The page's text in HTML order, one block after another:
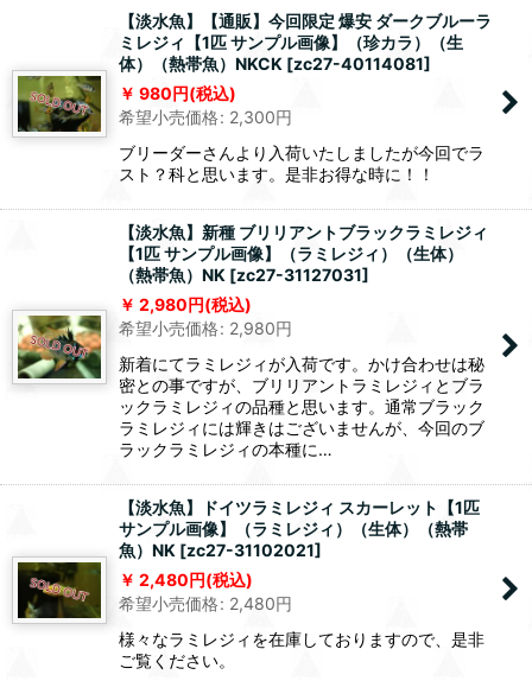
【淡水魚】【通販】今回限定 爆安 ダークブルーラ
ミレジィ【1匹 サンプル画像】（珍カラ）（生
体）（熱帯魚）NKCK [zc27-40114081]
980円(税込)
希望小売価格: 2,300円
ブリーダーさんより入荷いたしましたが今回でラ
スト？科と思います。是非お得な時に！！
【淡水魚】新種 ブリリアントブラックラミレジィ
【1匹 サンプル画像】（ラミレジィ）（生体）
（熱帯魚）NK [zc27-31127031]
2,980円(税込)
希望小売価格: 2,980円
新着にてラミレジィが入荷です。かけ合わせは秘
密との事ですが、ブリリアントラミレジィとブラ
ックラミレジィの品種と思います。通常ブラック
ラミレジィには輝きはございませんが、今回のブ
ラックラミレジィの本種に…
【淡水魚】ドイツラミレジィ スカーレット【1匹
サンプル画像】（ラミレジィ）（生体）（熱帯
魚）NK [zc27-31102021]
2,480円(税込)
希望小売価格: 2,480円
様々なラミレジィを在庫しておりますので、是非
ご覧ください。